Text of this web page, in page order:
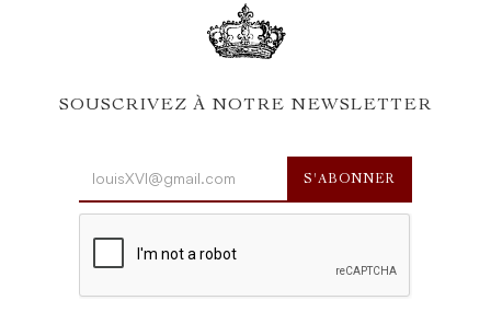
SOUSCRIVEZ À NOTRE NEWSLETTER